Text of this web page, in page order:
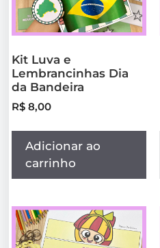
Kit Luva e
Lembrancinhas Dia
da Bandeira
R$ 8,00
Adicionar ao
carrinho